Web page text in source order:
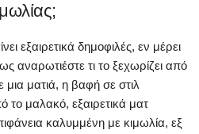
εξαιρετικά δημοφιλές, εν μέρει
αναρωτιέστε τι το ξεχωρίζει από
ματιά, η βαφή σε στιλ
το μαλακό, εξαιρετικά ματ
καλυμμένη με κιμωλία, εξ